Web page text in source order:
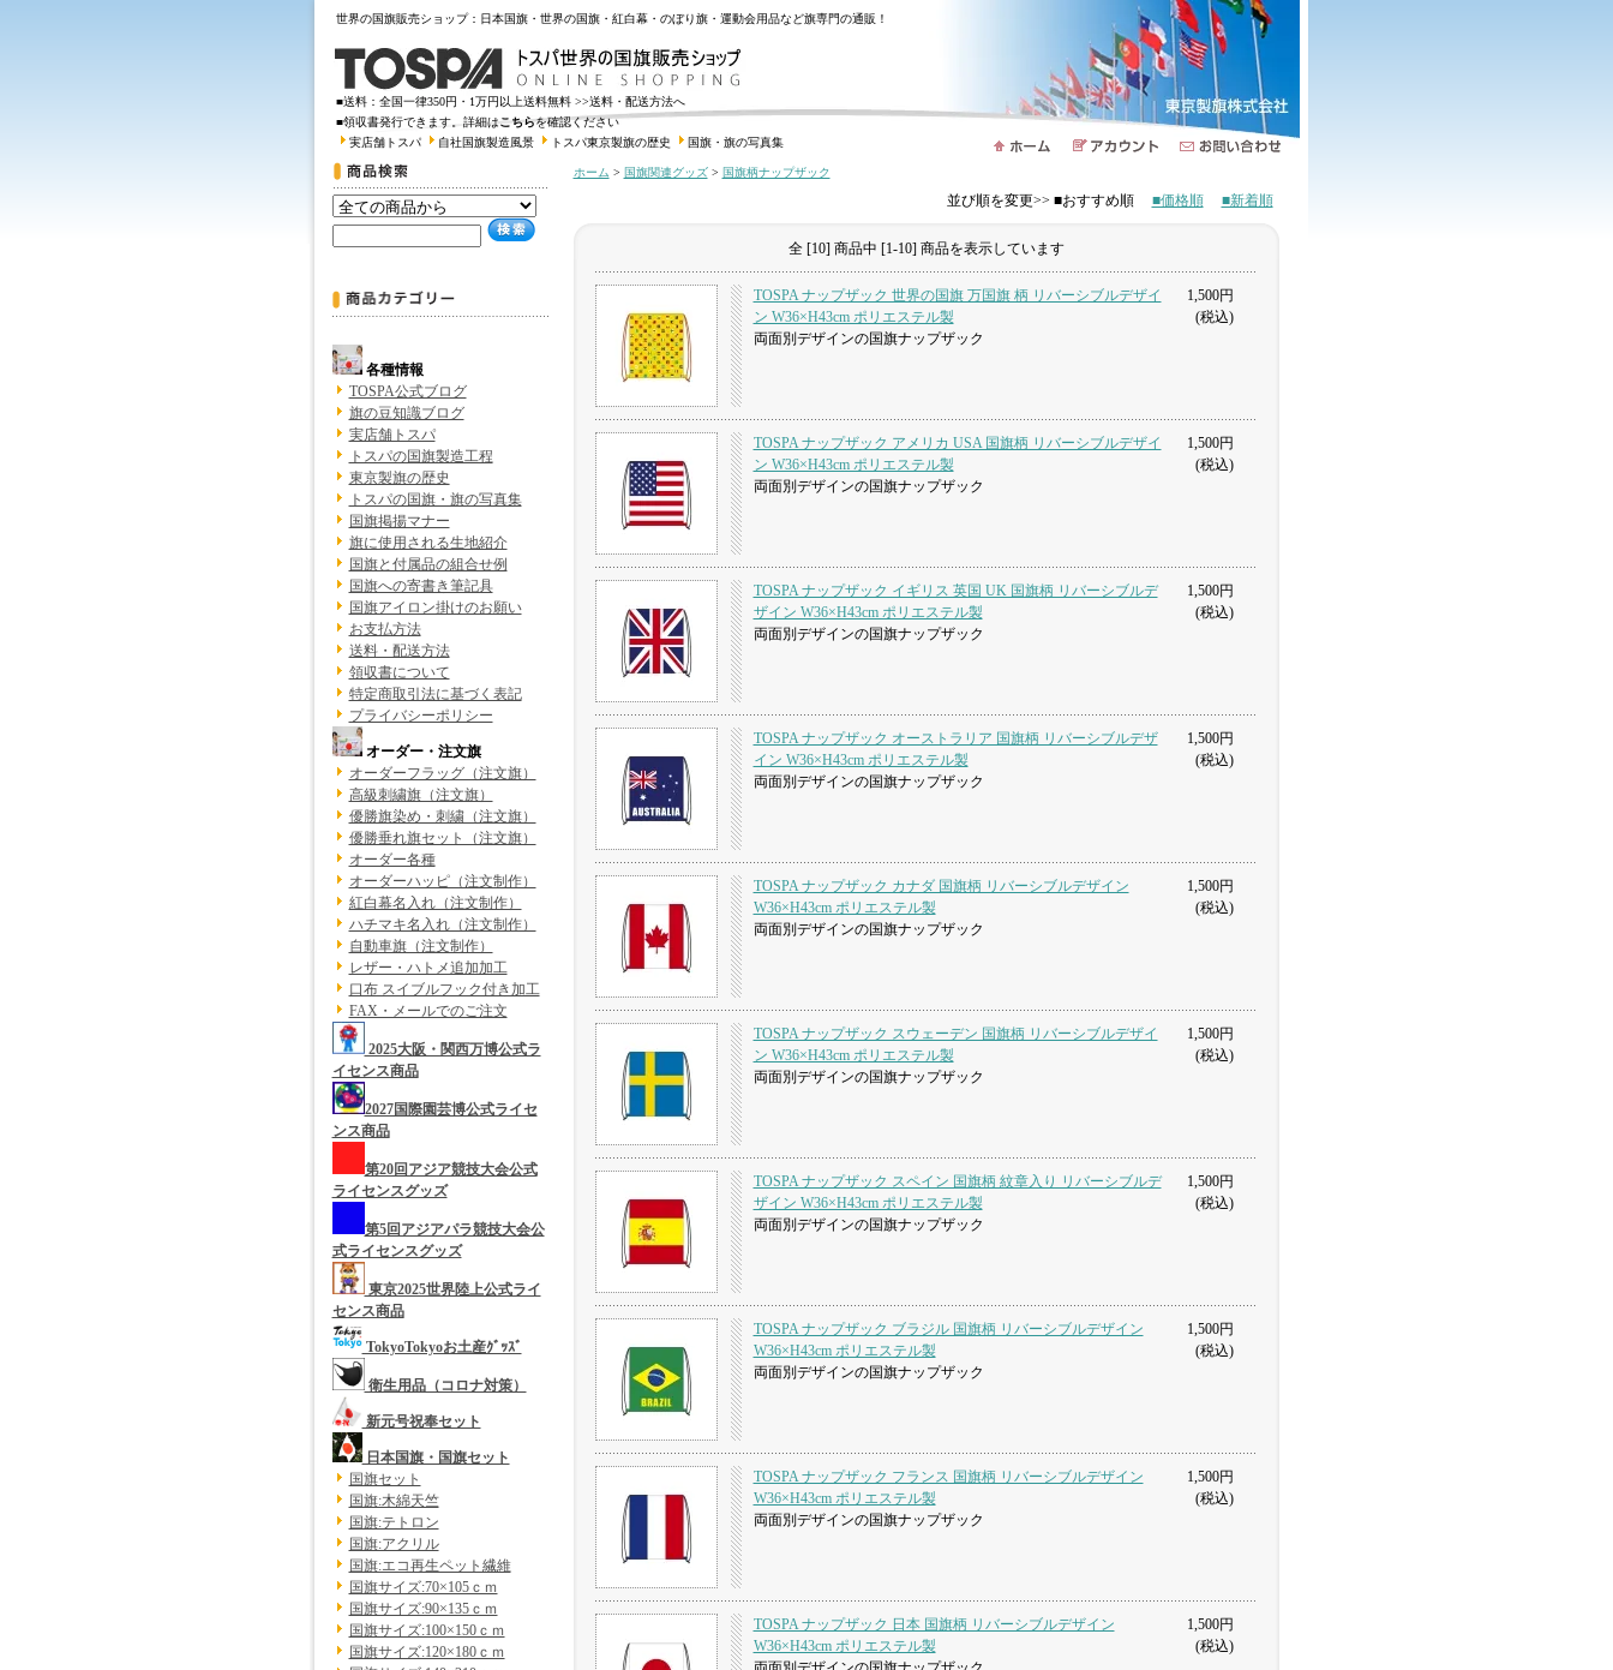
世界の国旗販売ショップ：日本国旗・世界の国旗・紅白幕・のぼり旗・運動会用品など旗専門の通販！
■送料：全国一律350円・1万円以上送料無料 >>送料・配送方法へ
■領収書発行できます。詳細はこちらを確認ください
実店舗トスパ
自社国旗製造風景 トスパ東京製旗の歴史 国旗・旗の写真集
各種情報
TOSPA公式ブログ
旗の豆知識ブログ
実店舗トスパ
トスパの国旗製造工程
東京製旗の歴史
トスパの国旗・旗の写真集
国旗掲揚マナー
旗に使用される生地紹介
国旗と付属品の組合せ例
国旗への寄書き筆記具
国旗アイロン掛けのお願い
お支払方法
送料・配送方法
領収書について
特定商取引法に基づく表記
プライバシーポリシー
オーダー・注文旗
オーダーフラッグ（注文旗）
高級刺繍旗（注文旗）
優勝旗染め・刺繍（注文旗）
優勝垂れ旗セット（注文旗）
オーダー各種
オーダーハッピ（注文制作）
紅白幕名入れ（注文制作）
ハチマキ名入れ（注文制作）
自動車旗（注文制作）
レザー・ハトメ追加加工
口布 スイブルフック付き加工
FAX・メールでのご注文
2025大阪・関西万博公式ラ
イセンス商品
2027国際園芸博公式ライセ
ンス商品
第20回アジア競技大会公式
ライセンスグッズ
第5回アジアパラ競技大会公
式ライセンスグッズ
東京2025世界陸上公式ライ
センス商品
TokyoTokyoお土産ｸﾞｯｽﾞ
衛生用品（コロナ対策）
新元号祝奉セット
日本国旗・国旗セット
国旗セット
国旗:木綿天竺
国旗:テトロン
国旗:アクリル
国旗:エコ再生ペット繊維
国旗サイズ:70×105ｃｍ
国旗サイズ:90×135ｃｍ
国旗サイズ:100×150ｃｍ
国旗サイズ:120×180ｃｍ
ホーム > 国旗関連グッズ> 国旗柄ナップザック
並び順を変更>> ■おすすめ順 ■価格順 ■新着順
全 [10] 商品中 [1-10] 商品を表示しています
TOSPA ナップザック 世界の国旗 万国旗 柄 リバーシブルデザイ
ン W36×H43cm ポリエステル製
1,500円
(税込)
両面別デザインの国旗ナップザック
TOSPA ナップザック アメリカ USA 国旗柄 リバーシブルデザイ
ン W36×H43cm ポリエステル製
1,500円
(税込)
両面別デザインの国旗ナップザック
TOSPA ナップザック イギリス 英国 UK 国旗柄 リバーシブルデ
ザイン W36×H43cm ポリエステル製
1,500円
(税込)
両面別デザインの国旗ナップザック
TOSPA ナップザック オーストラリア 国旗柄 リバーシブルデザ
イン W36×H43cm ポリエステル製
1,500円
(税込)
両面別デザインの国旗ナップザック
TOSPA ナップザック カナダ 国旗柄 リバーシブルデザイン
W36×H43cm ポリエステル製
1,500円
(税込)
両面別デザインの国旗ナップザック
TOSPA ナップザック スウェーデン 国旗柄 リバーシブルデザイ
ン W36×H43cm ポリエステル製
1,500円
(税込)
両面別デザインの国旗ナップザック
TOSPA ナップザック スペイン 国旗柄 紋章入り リバーシブルデ
ザイン W36×H43cm ポリエステル製
1,500円
(税込)
両面別デザインの国旗ナップザック
TOSPA ナップザック ブラジル 国旗柄 リバーシブルデザイン
W36×H43cm ポリエステル製
1,500円
(税込)
両面別デザインの国旗ナップザック
TOSPA ナップザック フランス 国旗柄 リバーシブルデザイン
W36×H43cm ポリエステル製
1,500円
(税込)
両面別デザインの国旗ナップザック
TOSPA ナップザック 日本 国旗柄 リバーシブルデザイン
W36×H43cm ポリエステル製
1,500円
(税込)